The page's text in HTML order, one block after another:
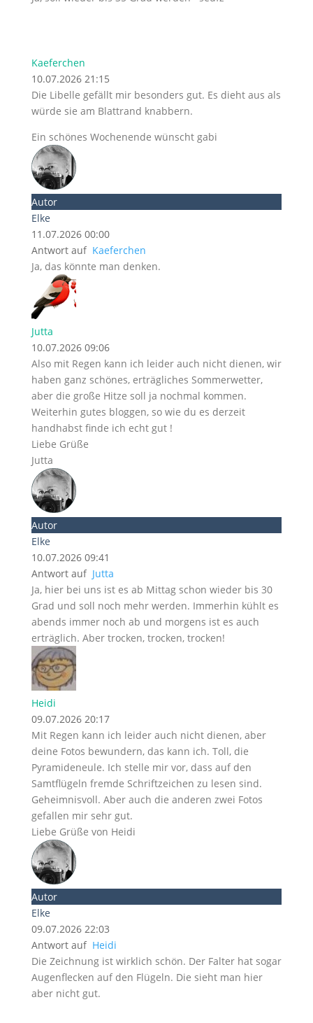
Kaeferchen
10.07.2026 21:15
Die Libelle gefällt mir besonders gut. Es dieht aus als
würde sie am Blattrand knabbern.
Ein schönes Wochenende wünscht gabi
Autor
Elke
11.07.2026 00:00
Antwort auf Kaeferchen
Ja, das könnte man denken.
Jutta
10.07.2026 09:06
Also mit Regen kann ich leider auch nicht dienen, wir
haben ganz schönes, erträgliches Sommerwetter,
aber die große Hitze soll ja nochmal kommen.
Weiterhin gutes bloggen, so wie du es derzeit
handhabst finde ich echt gut !
Liebe Grüße
Jutta
Autor
Elke
10.07.2026 09:41
Antwort auf Jutta
Ja, hier bei uns ist es ab Mittag schon wieder bis 30
Grad und soll noch mehr werden. Immerhin kühlt es
abends immer noch ab und morgens ist es auch
erträglich. Aber trocken, trocken, trocken!
Heidi
09.07.2026 20:17
Mit Regen kann ich leider auch nicht dienen, aber
deine Fotos bewundern, das kann ich. Toll, die
Pyramideneule. Ich stelle mir vor, dass auf den
Samtflügeln fremde Schriftzeichen zu lesen sind.
Geheimnisvoll. Aber auch die anderen zwei Fotos
gefallen mir sehr gut.
Liebe Grüße von Heidi
Autor
Elke
09.07.2026 22:03
Antwort auf Heidi
Die Zeichnung ist wirklich schön. Der Falter hat sogar
Augenflecken auf den Flügeln. Die sieht man hier
aber nicht gut.